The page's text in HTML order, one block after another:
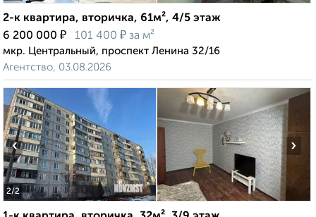
2-к квартира, вторичка, 61м², 4/5 этаж
6 200 000 ₽ 101 400 ₽ за м²
мкр. Центральный, проспект Ленина 32/16
Агентство, 03.08.2026
2/2
‹ ›